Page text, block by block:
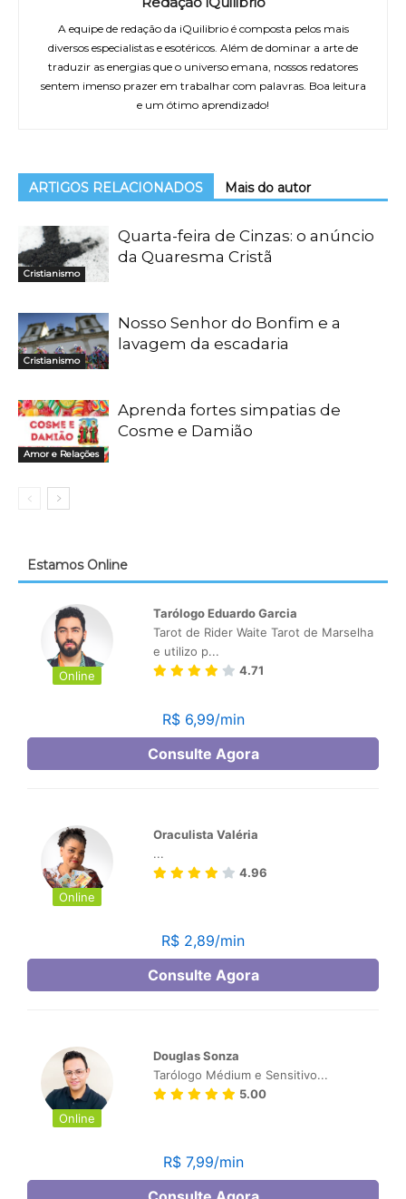
A equipe de redação da iQuilibrio é composta pelos mais
diversos especialistas e esotéricos. Além de dominar a arte de
traduzir as energias que o universo emana, nossos redatores
sentem imenso prazer em trabalhar com palavras. Boa leitura
e um ótimo aprendizado!
ARTIGOS RELACIONADOS Mais do autor
Cristianismo
Quarta-feira de Cinzas: o anúncio
da Quaresma Cristã
Cristianismo
Nosso Senhor do Bonfim e a
lavagem da escadaria
Amor e Relações
Aprenda fortes simpatias de
Cosme e Damião
Estamos Online